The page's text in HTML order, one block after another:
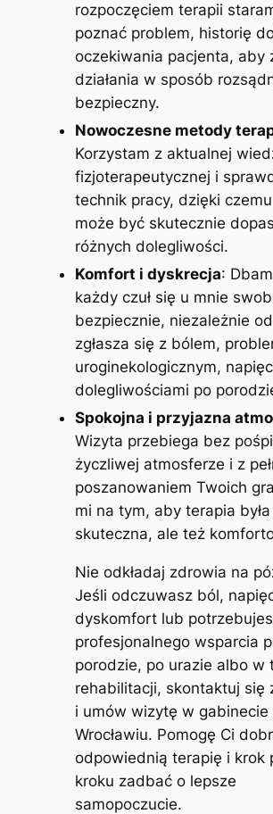
rozpoczęciem terapii
poznać problem, historię
oczekiwania pacjenta, aby
działania w sposób
bezpieczny.
Nowoczesne metody
Korzystam z aktualnej
fizjoterapeutycznej i
technik pracy, dzięki
może być skutecznie
różnych dolegliwości.
Komfort i dyskrecja:
każdy czuł się u mnie
bezpiecznie, niezależnie
zgłasza się z bólem,
uroginekologicznym,
dolegliwościami po
Spokojna i przyjazna
Wizyta przebiega bez
życzliwej atmosferze i z
poszanowaniem Twoich
mi na tym, aby terapia
skuteczna, ale też
Nie odkładaj zdrowia na
Jeśli odczuwasz ból,
dyskomfort lub
profesjonalnego wsparcia
porodzie, po urazie albo w
rehabilitacji, skontaktuj się
i umów wizytę w gabinecie
Wrocławiu. Pomogę Ci
odpowiednią terapię i krok
kroku zadbać o lepsze
samopoczucie.